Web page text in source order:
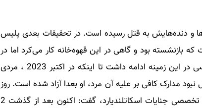
و دنده‌هایش به قتل رسیده است. در تحقیقات بعدی پلیس
متعلق به «روی بیگ» 67 ساله است که بازنشسته بود و گاهی در این قهوه‌خانه کار می‌کرد اما در
سال 2012 به طور ناگهانی ناپدید شده بود. تحقیقات پلیسی در این زمینه ادامه داشت تا اینکه در اکتبر 2023 ، مردی
نبود مدارک کافی بر علیه آن مرد، او بعدا آزاد شده است. روز
جمعه گذشته، کلی آلن بازرس ارشد کارآگاه، از فرماندهی تخصصی جنایات اسکاتلند‌یارد، گفت: اکنون بعد از گذشت 2